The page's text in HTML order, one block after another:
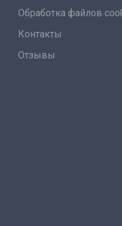
Обработка файлов
Контакты
Отзывы